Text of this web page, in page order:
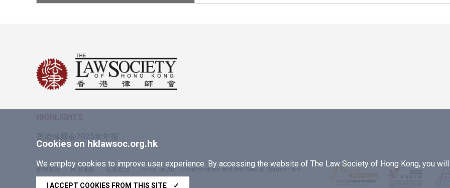
Cookies on hklawsoc.org.hk
We employ cookies to improve user experience. By accessing the website of The Law Society of Hong Kong, you
I ACCEPT COOKIES FROM THIS SITE ✓
香港律师会2025年年报
网页地图 私隐政策
Policy on Anti-Discrimination and Anti-Sexual Harassment
Copyright © 2026 香港律师会版权所有，不得转载